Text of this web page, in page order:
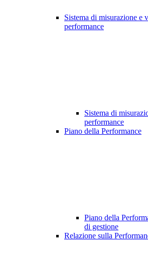
Sistema di misurazione e
performance
Sistema di
performance
Piano della Performance
Piano della
di gestione
Relazione sulla